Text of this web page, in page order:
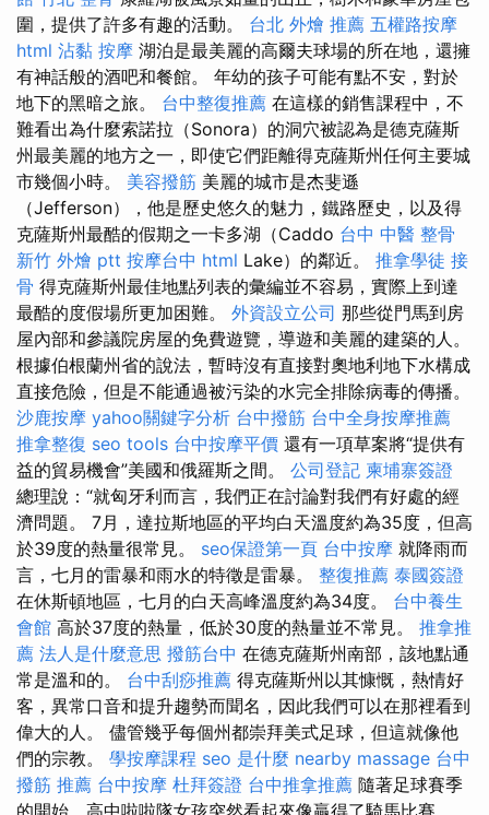
圍，提供了許多有趣的活動。 台北 外燴 推薦 五權路按摩
html 沾黏 按摩 湖泊是最美麗的高爾夫球場的所在地，還擁
有神話般的酒吧和餐館。 年幼的孩子可能有點不安，對於
地下的黑暗之旅。 台中整復推薦 在這樣的銷售課程中，不
難看出為什麼索諾拉（Sonora）的洞穴被認為是德克薩斯
州最美麗的地方之一，即使它們距離得克薩斯州任何主要城
市幾個小時。 美容撥筋 美麗的城市是杰斐遜
（Jefferson），他是歷史悠久的魅力，鐵路歷史，以及得
克薩斯州最酷的假期之一卡多湖（Caddo 台中 中醫 整骨
新竹 外燴 ptt 按摩台中 html Lake）的鄰近。 推拿學徒 接
骨 得克薩斯州最佳地點列表的彙編並不容易，實際上到達
最酷的度假場所更加困難。 外資設立公司 那些從門馬到房
屋內部和參議院房屋的免費遊覽，導遊和美麗的建築的人。
根據伯根蘭州省的說法，暫時沒有直接對奧地利地下水構成
直接危險，但是不能通過被污染的水完全排除病毒的傳播。
沙鹿按摩 yahoo關鍵字分析 台中撥筋 台中全身按摩推薦
推拿整復 seo tools 台中按摩平價 還有一項草案將“提供有
益的貿易機會”美國和俄羅斯之間。 公司登記 柬埔寨簽證
總理說：“就匈牙利而言，我們正在討論對我們有好處的經
濟問題。 7月，達拉斯地區的平均白天溫度約為35度，但高
於39度的熱量很常見。 seo保證第一頁 台中按摩 就降雨而
言，七月的雷暴和雨水的特徵是雷暴。 整復推薦 泰國簽證
在休斯頓地區，七月的白天高峰溫度約為34度。 台中養生
會館 高於37度的熱量，低於30度的熱量並不常見。 推拿推
薦 法人是什麼意思 撥筋台中 在德克薩斯州南部，該地點通
常是溫和的。 台中刮痧推薦 得克薩斯州以其慷慨，熱情好
客，異常口音和提升趨勢而聞名，因此我們可以在那裡看到
偉大的人。 儘管幾乎每個州都崇拜美式足球，但這就像他
們的宗教。 學按摩課程 seo 是什麼 nearby massage 台中
撥筋 推薦 台中按摩 杜拜簽證 台中推拿推薦 隨著足球賽季
的開始，高中啦啦隊女孩突然看起來像贏得了騎馬比賽。